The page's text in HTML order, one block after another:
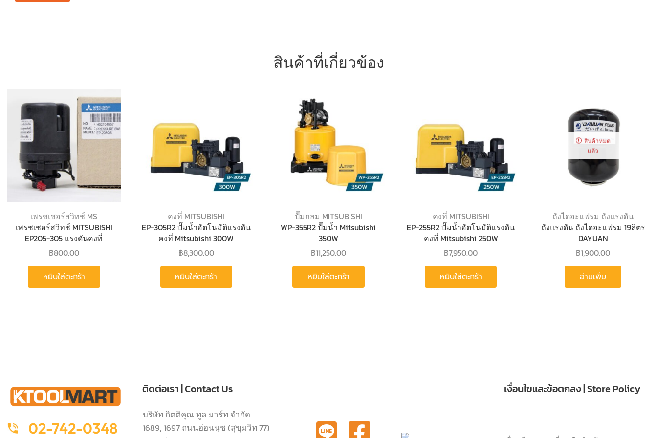
สินค้าที่เกี่ยวข้อง
เพรชเชอร์สวิทช์ MS
เพรชเชอร์สวิทช์ MITSUBISHI
EP205-305 แรงดันคงที่
MSMS42D แท้
฿800.00
หยิบใส่ตะกร้า
คงที่ MITSUBISHI
EP-305R2 ปั๊มน้ำอัตโนมัติแรงดัน
คงที่ Mitsubishi 300W
฿8,300.00
หยิบใส่ตะกร้า
ปั๊มกลม MITSUBISHI
WP-355R2 ปั๊มน้ำ Mitsubishi
350W
฿11,250.00
หยิบใส่ตะกร้า
คงที่ MITSUBISHI
EP-255R2 ปั๊มน้ำอัตโนมัติแรงดัน
คงที่ Mitsubishi 250W
฿7,950.00
หยิบใส่ตะกร้า
สินค้าหมด
แล้ว
ถังไดอะแฟรม ถังแรงดัน
ถังแรงดัน ถังไดอะแฟรม 19ลิตร
DAYUAN
฿1,900.00
อ่านเพิ่ม
02-742-0348
ติดต่อเรา | Contact Us
บริษัท กิตติคุณ ทูล มาร์ท จำกัด
1689, 1697 ถนนอ่อนนุช (สุขุมวิท 77)
เงื่อนไขและข้อตกลง | Store Policy